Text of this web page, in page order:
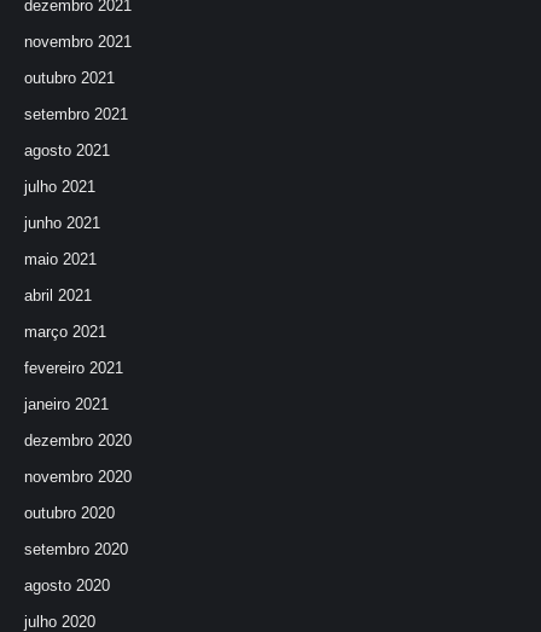
dezembro 2021
novembro 2021
outubro 2021
setembro 2021
agosto 2021
julho 2021
junho 2021
maio 2021
abril 2021
março 2021
fevereiro 2021
janeiro 2021
dezembro 2020
novembro 2020
outubro 2020
setembro 2020
agosto 2020
julho 2020